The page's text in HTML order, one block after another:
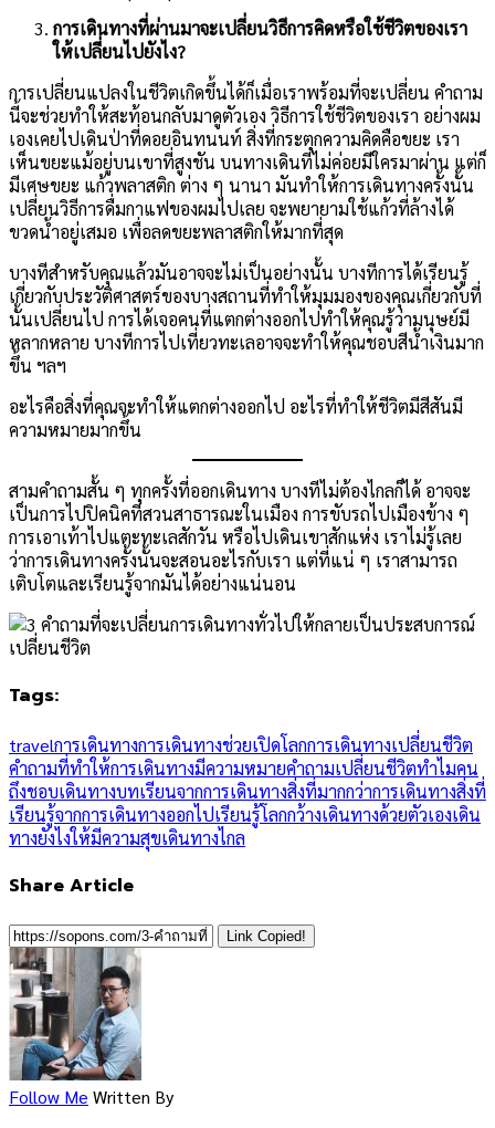
การเดินทางที่ผ่านมาจะเปลี่ยนวิธีการคิดหรือใช้ชีวิตของเรา
ให้เปลี่ยนไปยังไง?
การเปลี่ยนแปลงในชีวิตเกิดขึ้นได้ก็เมื่อเราพร้อมที่จะเปลี่ยน คำถาม
นี้จะช่วยทำให้สะท้อนกลับมาดูตัวเอง วิธีการใช้ชีวิตของเรา อย่างผม
เองเคยไปเดินป่าที่ดอยอินทนนท์ สิ่งที่กระตุกความคิดคือขยะ เรา
เห็นขยะแม้อยู่บนเขาที่สูงชัน บนทางเดินที่ไม่ค่อยมีใครมาผ่าน แต่ก็
มีเศษขยะ แก้วพลาสติก ต่าง ๆ นานา มันทำให้การเดินทางครั้งนั้น
เปลี่ยนวิธีการดื่มกาแฟของผมไปเลย จะพยายามใช้แก้วที่ล้างได้
ขวดน้ำอยู่เสมอ เพื่อลดขยะพลาสติกให้มากที่สุด
บางทีสำหรับคุณแล้วมันอาจจะไม่เป็นอย่างนั้น บางทีการได้เรียนรู้
เกี่ยวกับประวัติศาสตร์ของบางสถานที่ทำให้มุมมองของคุณเกี่ยวกับที่
นั้นเปลี่ยนไป การได้เจอคนที่แตกต่างออกไปทำให้คุณรู้ว่ามนุษย์มี
หลากหลาย บางทีการไปเที่ยวทะเลอาจจะทำให้คุณชอบสีน้ำเงินมาก
ขึ้น ฯลฯ
อะไรคือสิ่งที่คุณจะทำให้แตกต่างออกไป อะไรที่ทำให้ชีวิตมีสีสันมี
ความหมายมากขึ้น
สามคำถามสั้น ๆ ทุกครั้งที่ออกเดินทาง บางทีไม่ต้องไกลก็ได้ อาจจะ
เป็นการไปปิคนิคที่สวนสาธารณะในเมือง การขับรถไปเมืองข้าง ๆ
การเอาเท้าไปแตะทะเลสักวัน หรือไปเดินเขาสักแห่ง เราไม่รู้เลย
ว่าการเดินทางครั้งนั้นจะสอนอะไรกับเรา แต่ที่แน่ ๆ เราสามารถ
เติบโตและเรียนรู้จากมันได้อย่างแน่นอน
Tags:
travelการเดินทางการเดินทางช่วยเปิดโลกการเดินทางเปลี่ยนชีวิต
คำถามที่ทำให้การเดินทางมีความหมายคำถามเปลี่ยนชีวิตทำไมคน
ถึงชอบเดินทางบทเรียนจากการเดินทางสิ่งที่มากกว่าการเดินทางสิ่งที่
เรียนรู้จากการเดินทางออกไปเรียนรู้โลกกว้างเดินทางด้วยตัวเองเดิน
ทางยังไงให้มีความสุขเดินทางไกล
Share Article
Link Copied!
Follow Me Written By